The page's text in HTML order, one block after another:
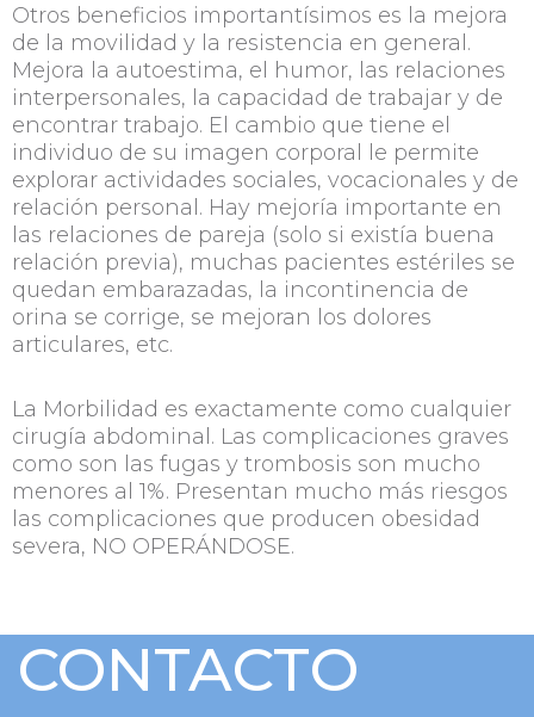
Otros beneficios importantísimos es la mejora
de la movilidad y la resistencia en general.
Mejora la autoestima, el humor, las relaciones
interpersonales, la capacidad de trabajar y de
encontrar trabajo. El cambio que tiene el
individuo de su imagen corporal le permite
explorar actividades sociales, vocacionales y de
relación personal. Hay mejoría importante en
las relaciones de pareja (solo si existía buena
relación previa), muchas pacientes estériles se
quedan embarazadas, la incontinencia de
orina se corrige, se mejoran los dolores
articulares, etc.
La Morbilidad es exactamente como cualquier
cirugía abdominal. Las complicaciones graves
como son las fugas y trombosis son mucho
menores al 1%. Presentan mucho más riesgos
las complicaciones que producen obesidad
severa, NO OPERÁNDOSE.
CONTACTO